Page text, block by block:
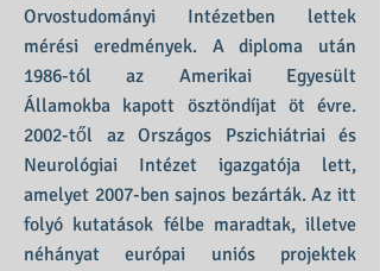
Orvostudományi Intézetben lettek
mérési eredmények. A diploma után
1986-tól az Amerikai Egyesült
Államokba kapott ösztöndíjat öt évre.
2002-től az Országos Pszichiátriai és
Neurológiai Intézet igazgatója lett,
amelyet 2007-ben sajnos bezárták. Az itt
folyó kutatások félbe maradtak, illetve
néhányat európai uniós projektek